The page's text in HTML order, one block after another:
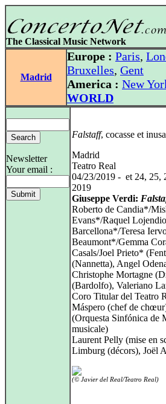
The Classical Music Network
Madrid
Europe : Paris,
Bruxelles, Gent
America : New
WORLD
Newsletter
Your email :
Falstaff, cocasse et
Madrid
Teatro Real
04/23/2019 - et 24, 25,
2019
Giuseppe Verdi:
Roberto de Candia*/
Evans*/Raquel
Barcellona*/Teresa
Beaumont*/Gemma
Casals/Joel Prieto*
(Nannetta), Angel
Christophe Mortagne
(Bardolfo), Valeriano
Coro Titular del Teatro
Máspero (chef de
(Orquesta Sinfónica de
musicale)
Laurent Pelly (mise en
Limburg (décors), Joël
(© Javier del Real/Teatro Real)